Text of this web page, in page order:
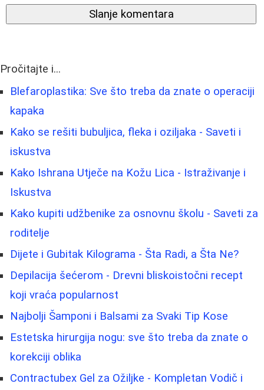
Slanje komentara
Pročitajte i...
Blefaroplastika: Sve što treba da znate o operaciji
kapaka
Kako se rešiti bubuljica, fleka i oziljaka - Saveti i
iskustva
Kako Ishrana Utječe na Kožu Lica - Istraživanje i
Iskustva
Kako kupiti udžbenike za osnovnu školu - Saveti za
roditelje
Dijete i Gubitak Kilograma - Šta Radi, a Šta Ne?
Depilacija šećerom - Drevni bliskoistočni recept
koji vraća popularnost
Najbolji Šamponi i Balsami za Svaki Tip Kose
Estetska hirurgija nogu: sve što treba da znate o
korekciji oblika
Contractubex Gel za Ožiljke - Kompletan Vodič i